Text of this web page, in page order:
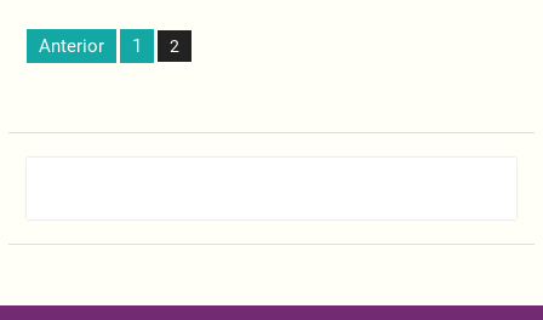
Paginație
articole
Anterior 1 2